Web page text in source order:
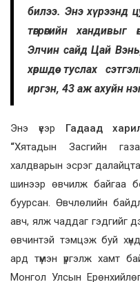
билээ. Энэ хүрээнд
төгрөгийн хандивыг
Элчин сайд Цай
хөршдөө туслах
иргэн, 43 аж ахуйн
Энэ үеэр
Гадаад
“Хятадын Засгийн
халдварын эсрэг
шинээр өвчилж байгаа
буурсан. Өвчлөлийн
авч, ялж чаддаг гэдгийг
өвчинтэй тэмцэж буй
ард түмэн үргэлж хамт
Монгол Улсын